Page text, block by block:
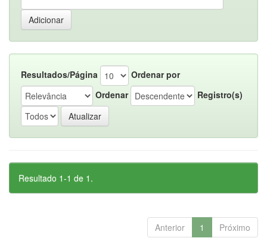
Resultados/Página
Ordenar por
Ordenar
Registro(s)
Resultado 1-1 de 1.
Anterior 1 Próximo